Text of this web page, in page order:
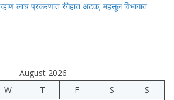
लाच प्रकरणात रंगेहात अटक; महसूल विभागात
August 2026
W T F S
S